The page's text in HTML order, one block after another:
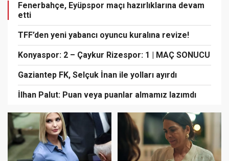
Fenerbahçe, Eyüpspor maçı hazırlıklarına devam
etti
TFF’den yeni yabancı oyuncu kuralına revize!
Konyaspor: 2 – Çaykur Rizespor: 1 | MAÇ SONUCU
Gaziantep FK, Selçuk İnan ile yolları ayırdı
İlhan Palut: Puan veya puanlar almamız lazımdı